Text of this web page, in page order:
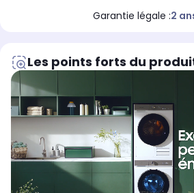
Garantie légale :2
Les points forts du